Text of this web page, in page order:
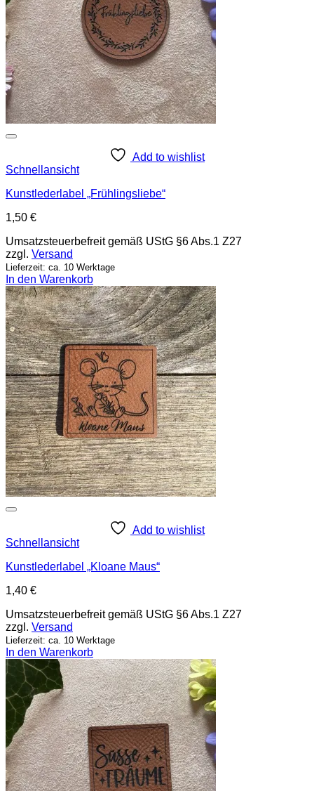
Add to wishlist
Schnellansicht
Kunstlederlabel „Frühlingsliebe“
1,50 €
Umsatzsteuerbefreit gemäß UStG §6 Abs.1 Z27
zzgl. Versand
Lieferzeit: ca. 10 Werktage
In den Warenkorb
Add to wishlist
Schnellansicht
Kunstlederlabel „Kloane Maus“
1,40 €
Umsatzsteuerbefreit gemäß UStG §6 Abs.1 Z27
zzgl. Versand
Lieferzeit: ca. 10 Werktage
In den Warenkorb